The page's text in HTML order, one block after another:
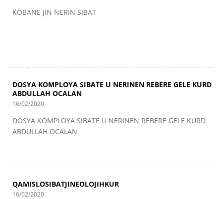
KOBANE JIN NERIN SIBAT
DOSYA KOMPLOYA SIBATE U NERINEN REBERE GELE KURD
ABDULLAH OCALAN
16/02/2020
DOSYA KOMPLOYA SIBATE U NERINEN REBERE GELE KURD
ABDULLAH OCALAN
QAMISLOSIBATJINEOLOJIHKUR
16/02/2020